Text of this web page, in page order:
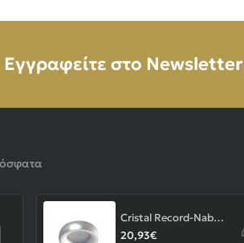
Εγγραφείτε στο
Cristal Record-Nabila Χωνευτό Σποτ GU10 ΚΩΔ.-01-180-01-281
20,93€